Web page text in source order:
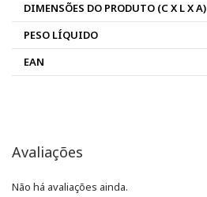
DIMENSÕES DO PRODUTO (C X L X A)
PESO LÍQUIDO
EAN
Avaliações
Não há avaliações ainda.